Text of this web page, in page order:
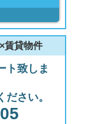
賃貸物件
ト致しま
さい。